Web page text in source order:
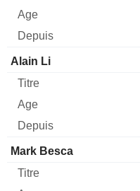
Alain Li
Mark Besca